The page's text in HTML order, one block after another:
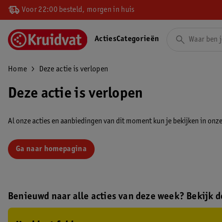
Voor 22:00 besteld, morgen in huis
ActiesCategorieën
Home Deze actie is verlopen
Deze actie is verlopen
Al onze acties en aanbiedingen van dit moment kun je bekijken in
Ga naar homepagina
Benieuwd naar alle acties van deze week? Bekijk